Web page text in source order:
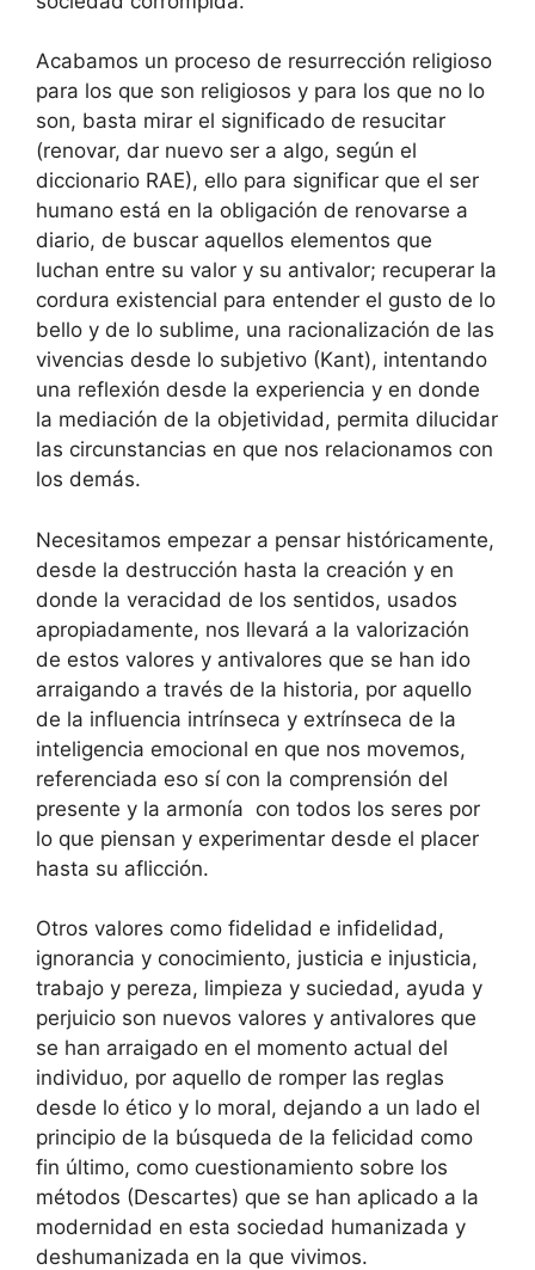
Acabamos un proceso de resurrección religioso
para los que son religiosos y para los que no lo
son, basta mirar el significado de resucitar
(renovar, dar nuevo ser a algo, según el
diccionario RAE), ello para significar que el ser
humano está en la obligación de renovarse a
diario, de buscar aquellos elementos que
luchan entre su valor y su antivalor; recuperar la
cordura existencial para entender el gusto de lo
bello y de lo sublime, una racionalización de las
vivencias desde lo subjetivo (Kant), intentando
una reflexión desde la experiencia y en donde
la mediación de la objetividad, permita dilucidar
las circunstancias en que nos relacionamos con
los demás.
Necesitamos empezar a pensar históricamente,
desde la destrucción hasta la creación y en
donde la veracidad de los sentidos, usados
apropiadamente, nos llevará a la valorización
de estos valores y antivalores que se han ido
arraigando a través de la historia, por aquello
de la influencia intrínseca y extrínseca de la
inteligencia emocional en que nos movemos,
referenciada eso sí con la comprensión del
presente y la armonía con todos los seres por
lo que piensan y experimentar desde el placer
hasta su aflicción.
Otros valores como fidelidad e infidelidad,
ignorancia y conocimiento, justicia e injusticia,
trabajo y pereza, limpieza y suciedad, ayuda y
perjuicio son nuevos valores y antivalores que
se han arraigado en el momento actual del
individuo, por aquello de romper las reglas
desde lo ético y lo moral, dejando a un lado el
principio de la búsqueda de la felicidad como
fin último, como cuestionamiento sobre los
métodos (Descartes) que se han aplicado a la
modernidad en esta sociedad humanizada y
deshumanizada en la que vivimos.